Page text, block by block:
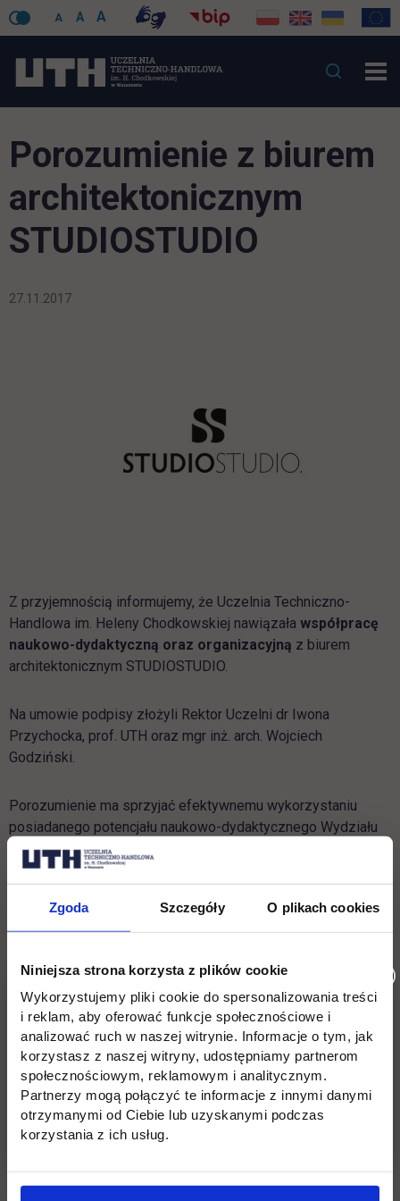
Zgoda Szczegóły O plikach cookies
Niniejsza strona korzysta z plików cookie
Wykorzystujemy pliki cookie do spersonalizowania treści
i reklam, aby oferować funkcje społecznościowe i
analizować ruch w naszej witrynie. Informacje o tym, jak
korzystasz z naszej witryny, udostępniamy partnerom
społecznościowym, reklamowym i analitycznym.
Partnerzy mogą połączyć te informacje z innymi danymi
otrzymanymi od Ciebie lub uzyskanymi podczas
korzystania z ich usług.
A A A
Porozumienie z biurem
architektonicznym
STUDIOSTUDIO
27.11.2017
Z przyjemnością informujemy, że Uczelnia Techniczno-
Handlowa im. Heleny Chodkowskiej nawiązała współpracę
naukowo-dydaktyczną oraz organizacyjną z biurem
architektonicznym STUDIOSTUDIO.
Na umowie podpisy złożyli Rektor Uczelni dr Iwona
Przychocka, prof. UTH oraz mgr inż. arch. Wojciech
Godziński.
Porozumienie ma sprzyjać efektywnemu wykorzystaniu
posiadanego potencjału naukowo-dydaktycznego Wydziału
Inżynieryjnego oraz rozwój kierunku Architektura wnętrz.
W studiu architektonicznym powstają projekty m.in.
biur, domów jednorodzinnych. STDUIOSTUDIO to także
doradztwo inwestycyjno-projektowe. Zespół biura stanowi
wysoko wykwalifikowana kadra z wieloletnim
doświadczeniem: konstruktorzy, technolodzy, projektanci
instalacji elektrycznych, IT, akustycy...